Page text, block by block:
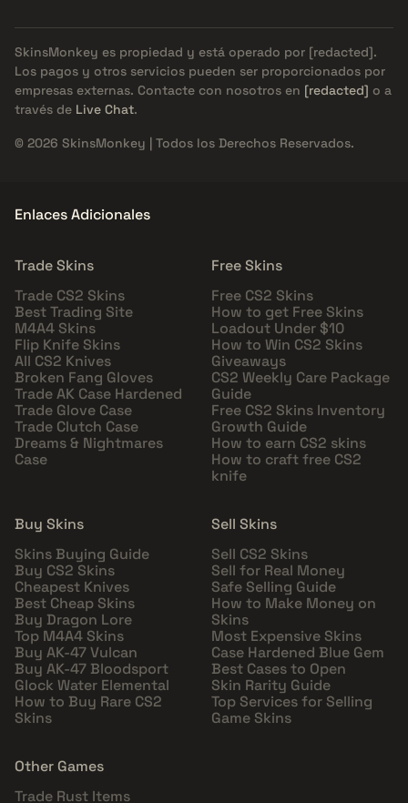
SkinsMonkey es propiedad y está operado por [redacted].
Los pagos y otros servicios pueden ser proporcionados por
empresas externas. Contacte con nosotros en [redacted] o a
través de Live Chat.
© 2026 SkinsMonkey | Todos los Derechos Reservados.
Enlaces Adicionales
Trade Skins
Trade CS2 Skins
Best Trading Site
M4A4 Skins
Flip Knife Skins
All CS2 Knives
Broken Fang Gloves
Trade AK Case Hardened
Trade Glove Case
Trade Clutch Case
Dreams & Nightmares
Case
Free Skins
Free CS2 Skins
How to get Free Skins
Loadout Under $10
How to Win CS2 Skins
Giveaways
CS2 Weekly Care Package
Guide
Free CS2 Skins Inventory
Growth Guide
How to earn CS2 skins
How to craft free CS2
knife
Buy Skins
Skins Buying Guide
Buy CS2 Skins
Cheapest Knives
Best Cheap Skins
Buy Dragon Lore
Top M4A4 Skins
Buy AK-47 Vulcan
Buy AK-47 Bloodsport
Glock Water Elemental
How to Buy Rare CS2
Skins
Sell Skins
Sell CS2 Skins
Sell for Real Money
Safe Selling Guide
How to Make Money on
Skins
Most Expensive Skins
Case Hardened Blue Gem
Best Cases to Open
Skin Rarity Guide
Top Services for Selling
Game Skins
Other Games
Trade Rust Items